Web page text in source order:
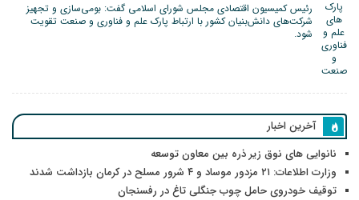
رئیس کمیسیون اقتصادی مجلس شورای اسلامی گفت: بومی‌سازی و تجهیز
شرکت‌های دانش‌بنیان کشور با ارتباط پارک علم و فناوری و صنعت تقویت
شود.
آخرین اخبار
نانوایی های نوق زیر ذره بین معاون توسعه
وزارت اطلاعات: ۲۱ مزدور موساد و ۴ شرور مسلح در کرمان بازداشت شدند
توقیف خودروی حامل چوب جنگلی تاغ در رفسنجان